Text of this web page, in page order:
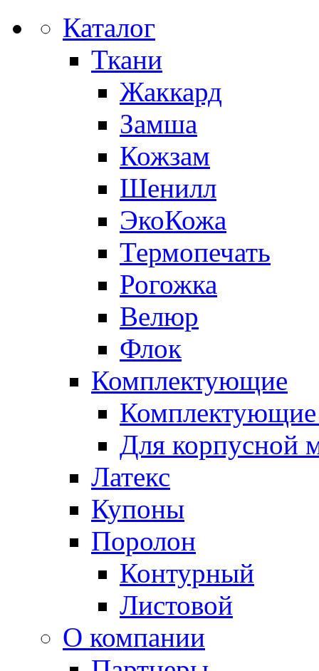
Каталог
Ткани
Жаккард
Замша
Кожзам
Шенилл
ЭкоКожа
Термопечать
Рогожка
Велюр
Флок
Комплектующие
Комплектующие
Для корпусной
Латекс
Купоны
Поролон
Контурный
Листовой
О компании